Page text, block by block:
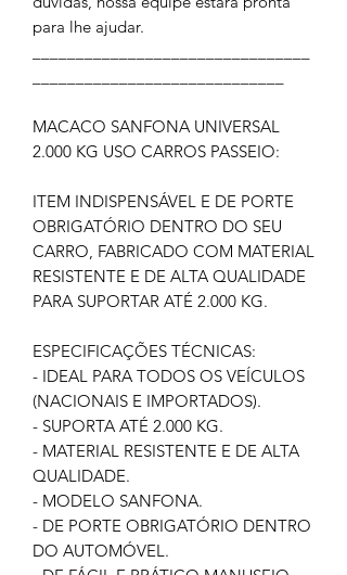
para lhe ajudar.
MACACO SANFONA UNIVERSAL
2.000 KG USO CARROS PASSEIO:
ITEM INDISPENSÁVEL E DE PORTE
OBRIGATÓRIO DENTRO DO SEU
CARRO, FABRICADO COM MATERIAL
RESISTENTE E DE ALTA QUALIDADE
PARA SUPORTAR ATÉ 2.000 KG.
ESPECIFICAÇÕES TÉCNICAS:
- IDEAL PARA TODOS OS VEÍCULOS
(NACIONAIS E IMPORTADOS).
- SUPORTA ATÉ 2.000 KG.
- MATERIAL RESISTENTE E DE ALTA
QUALIDADE.
- MODELO SANFONA.
- DE PORTE OBRIGATÓRIO DENTRO
DO AUTOMÓVEL.